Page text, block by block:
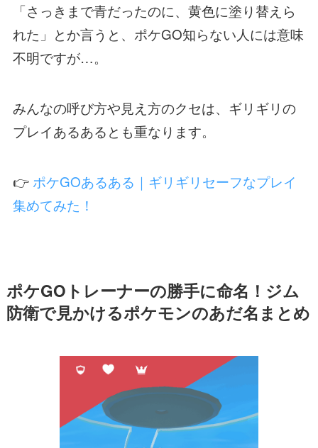
「さっきまで青だったのに、黄色に塗り替えら
れた」とか言うと、ポケGO知らない人には意味
不明ですが…。
みんなの呼び方や見え方のクセは、ギリギリの
プレイあるあるとも重なります。
👉 ポケGOあるある｜ギリギリセーフなプレイ
集めてみた！
ポケGOトレーナーの勝手に命名！ジム
防衛で見かけるポケモンのあだ名まとめ